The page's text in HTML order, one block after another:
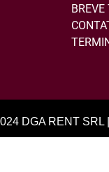
DGA RENT SRL